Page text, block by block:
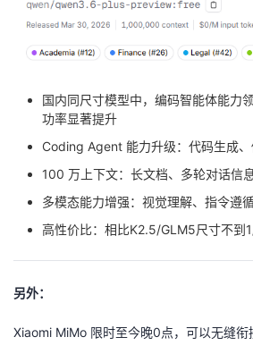
学
堂
我
的
程
我
认
的
我
持
我
的
技
支
我
的
声
国内同尺寸模型中，编码智能体能力
功率显著提升
Coding Agent 能力升级：代码生成
100 万上下文：长文档、多轮对话信
多模态能力增强：视觉理解、指令遵
高性价比：相比K2.5/GLM5尺寸不到
另外：
Xiaomi MiMo 限时至今晚0点，可以无缝衔